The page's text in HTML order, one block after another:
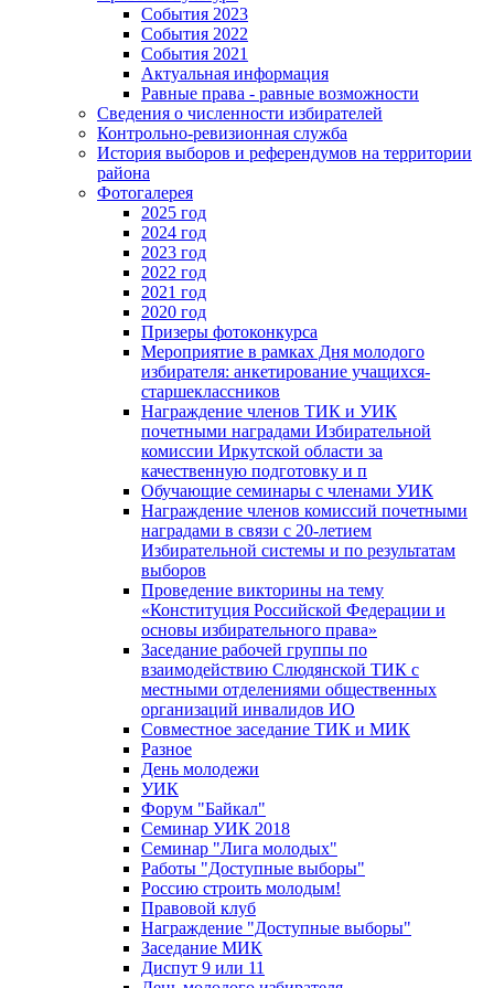
События 2023
События 2022
События 2021
Актуальная информация
Равные права - равные возможности
Сведения о численности избирателей
Контрольно-ревизионная служба
История выборов и референдумов на территории
района
Фотогалерея
2025 год
2024 год
2023 год
2022 год
2021 год
2020 год
Призеры фотоконкурса
Мероприятие в рамках Дня молодого
избирателя: анкетирование учащихся-
старшеклассников
Награждение членов ТИК и УИК
почетными наградами Избирательной
комиссии Иркутской области за
качественную подготовку и п
Обучающие семинары с членами УИК
Награждение членов комиссий почетными
наградами в связи с 20-летием
Избирательной системы и по результатам
выборов
Проведение викторины на тему
«Конституция Российской Федерации и
основы избирательного права»
Заседание рабочей группы по
взаимодействию Слюдянской ТИК с
местными отделениями общественных
организаций инвалидов ИО
Совместное заседание ТИК и МИК
Разное
День молодежи
УИК
Форум "Байкал"
Семинар УИК 2018
Семинар "Лига молодых"
Работы "Доступные выборы"
Россию строить молодым!
Правовой клуб
Награждение "Доступные выборы"
Заседание МИК
Диспут 9 или 11